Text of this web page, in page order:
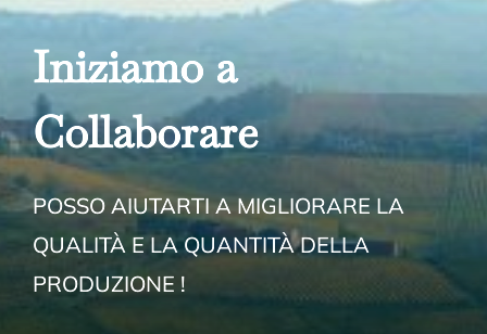
Iniziamo a
Collaborare
POSSO AIUTARTI A MIGLIORARE LA
QUALITÀ E LA QUANTITÀ DELLA
PRODUZIONE !